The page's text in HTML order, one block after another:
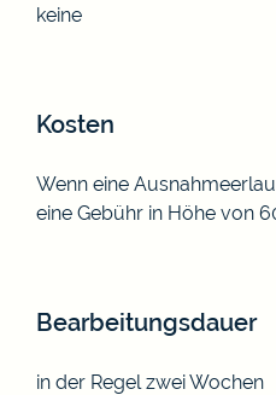
keine
Kosten
Wenn eine
eine Gebühr in Höhe von
Bearbeitungsdauer
in der Regel zwei Wochen